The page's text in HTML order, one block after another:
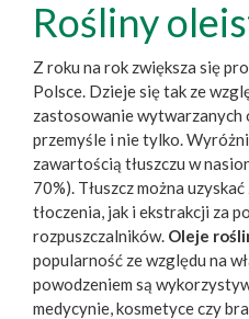
Rośliny
Z roku na rok zwiększa się
Polsce. Dzieje się tak ze
zastosowanie
przemyśle i nie tylko.
zawartością tłuszczu w
70%). Tłuszcz można
tłoczenia, jak i ekstrakcji za
rozpuszczalników. Oleje
popularność ze względu na
powodzeniem są
medycynie, kosmetyce czy